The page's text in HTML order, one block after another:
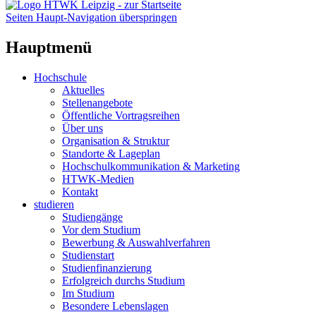
Seiten Haupt-Navigation überspringen
Hauptmenü
Hochschule
Aktuelles
Stellenangebote
Öffentliche Vortragsreihen
Über uns
Organisation & Struktur
Standorte & Lageplan
Hochschulkommunikation & Marketing
HTWK-Medien
Kontakt
studieren
Studiengänge
Vor dem Studium
Bewerbung & Auswahlverfahren
Studienstart
Studienfinanzierung
Erfolgreich durchs Studium
Im Studium
Besondere Lebenslagen